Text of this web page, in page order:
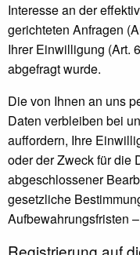
Interesse an der
gerichteten Anfragen
Ihrer Einwilligung (Art.
abgefragt wurde.
Die von Ihnen an uns
Daten verbleiben bei
auffordern, Ihre
oder der Zweck für die
abgeschlossener
gesetzliche
Aufbewahrungsfristen
Registrierung auf